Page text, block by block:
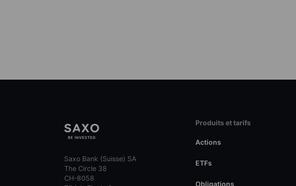
Saxo Bank (Suisse) SA
The Circle 38
CH-8058
Produits et tarifs
Actions
ETFs
Obligations